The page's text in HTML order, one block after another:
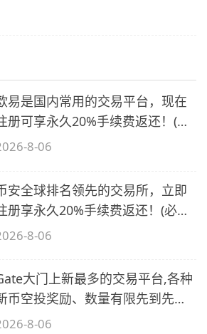
易是国内常用的交易平台，现在
册可享永久20%手续费返还！(必
1) 8-06
安全球排名领先的交易所，立即
册享永久20%手续费返还！(必备
8-06
大门上新最多的交易平台,各种
币空投奖励、数量有限先到先
… 8-06